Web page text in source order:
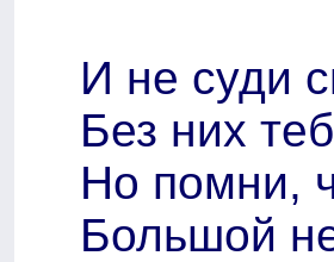
И не суди
Без них
Но помни,
Большой